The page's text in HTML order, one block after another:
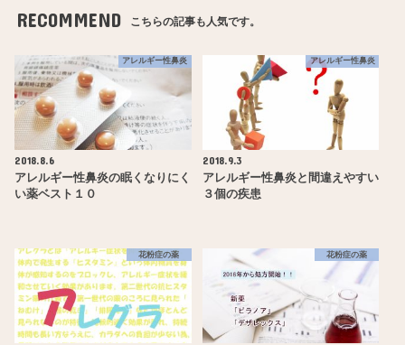
RECOMMEND こちらの記事も人気です。
アレルギー性鼻炎
2018.8.6
アレルギー性鼻炎の眠くなりにく
い薬ベスト１０
アレルギー性鼻炎
2018.9.3
アレルギー性鼻炎と間違えやすい
３個の疾患
花粉症の薬 花粉症の薬